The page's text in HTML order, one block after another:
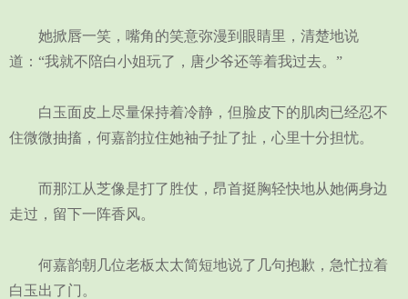
她掀唇一笑，嘴角的笑意弥漫到眼睛里，清楚地说
道：“我就不陪白小姐玩了，唐少爷还等着我过去。”
白玉面皮上尽量保持着冷静，但脸皮下的肌肉已经忍不
住微微抽搐，何嘉韵拉住她袖子扯了扯，心里十分担忧。
而那江从芝像是打了胜仗，昂首挺胸轻快地从她俩身边
走过，留下一阵香风。
何嘉韵朝几位老板太太简短地说了几句抱歉，急忙拉着
白玉出了门。